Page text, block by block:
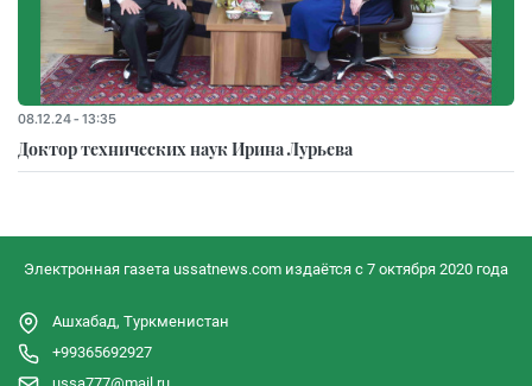
08.12.24 - 13:35
Доктор технических наук Ирина Лурьева
Электронная газета ussatnews.com издаётся с 7 октября 2020 года
Ашхабад, Туркменистан
+99365692927